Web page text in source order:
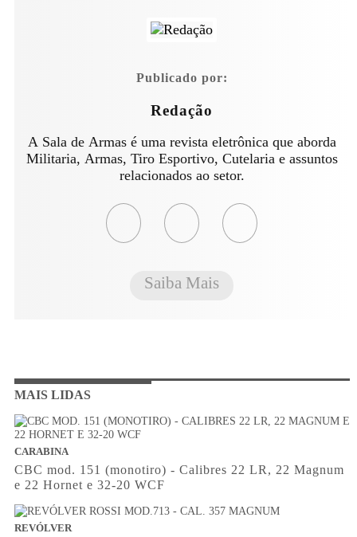
Publicado por:
Redação
A Sala de Armas é uma revista eletrônica que aborda
Militaria, Armas, Tiro Esportivo, Cutelaria e assuntos
relacionados ao setor.
Saiba Mais
MAIS LIDAS
CARABINA
CBC mod. 151 (monotiro) - Calibres 22 LR, 22 Magnum
e 22 Hornet e 32-20 WCF
REVÓLVER